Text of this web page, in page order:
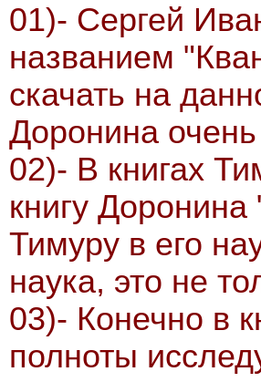
01)- Сергей
названием
скачать на
Доронина
02)- В книгах
книгу
Тимуру в его
наука, это не
03)- Конечно в
полноты